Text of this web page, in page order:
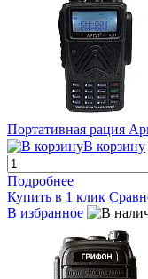
Портативная рация
В корзину
Подробнее
Купить в 1 клик
В избранное